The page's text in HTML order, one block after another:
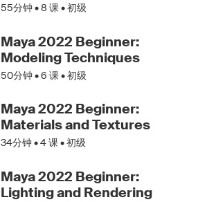
55分钟 •8 课 • 初级
Maya 2022 Beginner:
Modeling Techniques
50分钟 •6 课 • 初级
Maya 2022 Beginner:
Materials and Textures
34分钟 •4课 • 初级
Maya 2022 Beginner:
Lighting and Rendering